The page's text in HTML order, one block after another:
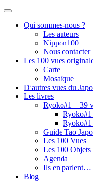
Toggle
navigationQui sommes-nous ?
Les auteurs
Nippon100
Nous contacter
Les 100 vues
Carte
Mosaïque
D’autres vues du
Les livres
Ryoko#1 – 39
Ryoko#1
Guide Tao
Les 100 Vues
Les 100 Objets
Agenda
Ils en parlent…
Blog